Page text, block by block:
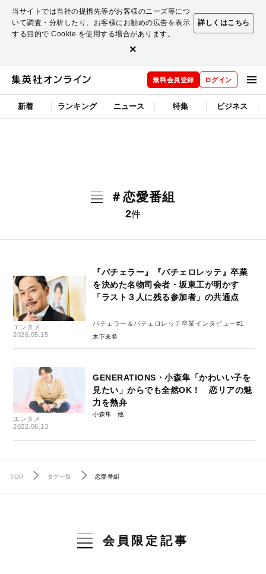
当サイトでは当社の提携先等がお客様のニーズ等につ
いて調査・分析したり、お客様にお勧めの広告を表示
する目的で Cookie を使用する場合があります。
詳しくはこちら
×
無料会員登録 ログイン
新着 ランキング ニュース 特集 ビジネス
＃恋愛番組
2件
エンタメ
2026.05.15
『バチェラー』『バチェロレッテ』卒業
を決めた名物司会者・坂東工が明かす
「ラスト３人に残る参加者」の共通点
バチェラー＆バチェロレッテ卒業インタビュー#1
木下未希
エンタメ
2022.06.13
GENERATIONS・小森隼「かわいい子を
見たい」からでも全然OK！ 恋リアの魅
力を熱弁
小森隼
TOP タグ一覧 恋愛番組
会員限定記事